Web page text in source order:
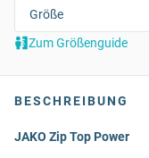
Zum Größenguide
BESCHREIBUNG
JAKO Zip Top Power